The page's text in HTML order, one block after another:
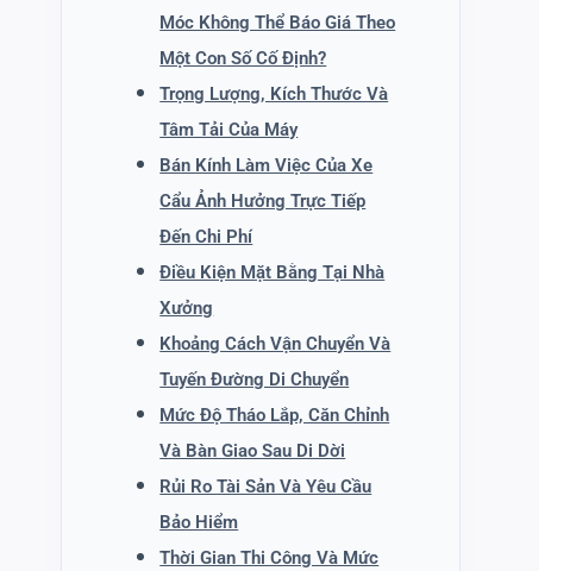
Móc Không Thể Báo Giá Theo
Một Con Số Cố Định?
Trọng Lượng, Kích Thước Và
Tâm Tải Của Máy
Bán Kính Làm Việc Của Xe
Cẩu Ảnh Hưởng Trực Tiếp
Đến Chi Phí
Điều Kiện Mặt Bằng Tại Nhà
Xưởng
Khoảng Cách Vận Chuyển Và
Tuyến Đường Di Chuyển
Mức Độ Tháo Lắp, Căn Chỉnh
Và Bàn Giao Sau Di Dời
Rủi Ro Tài Sản Và Yêu Cầu
Bảo Hiểm
Thời Gian Thi Công Và Mức